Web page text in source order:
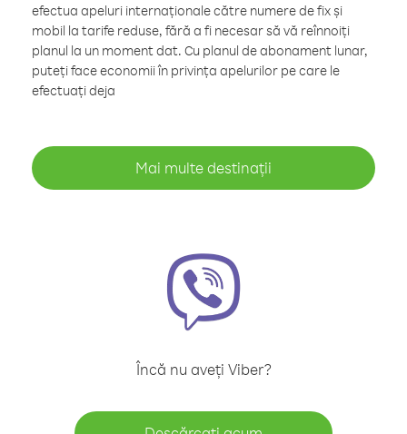
efectua apeluri internaționale către numere de fix și
mobil la tarife reduse, fără a fi necesar să vă reînnoiți
planul la un moment dat. Cu planul de abonament lunar,
puteți face economii în privința apelurilor pe care le
efectuați deja
Mai multe destinații
Încă nu aveți Viber?